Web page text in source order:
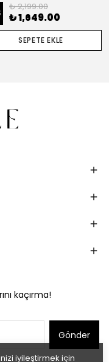
iyileştirmek için
₺ 2,199.00
₺ 1,649.00
SEPETE EKLE
kaçırma!
Gönder